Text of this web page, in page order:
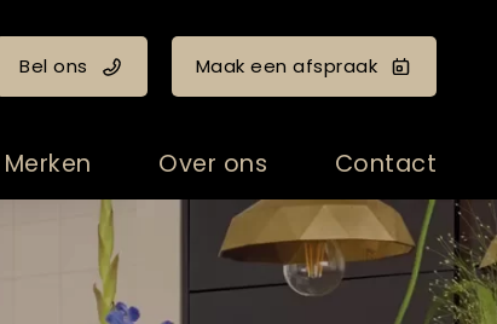
Bel ons Maak een afspraak
Merken Over ons Contact